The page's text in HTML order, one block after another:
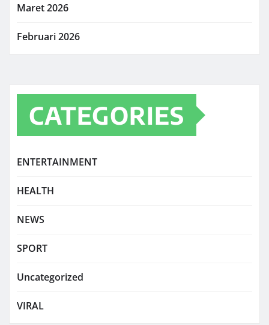
Maret 2026
Februari 2026
CATEGORIES
ENTERTAINMENT
HEALTH
NEWS
SPORT
Uncategorized
VIRAL